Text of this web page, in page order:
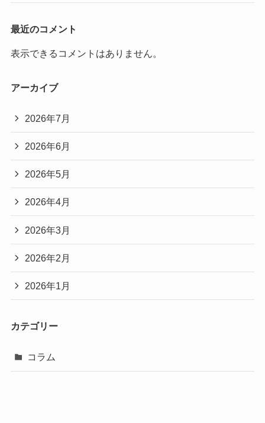
最近のコメント
表示できるコメントはありません。
アーカイブ
2026年7月
2026年6月
2026年5月
2026年4月
2026年3月
2026年2月
2026年1月
カテゴリー
コラム